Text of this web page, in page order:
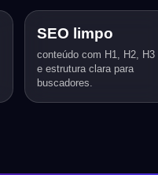
SEO limpo
conteúdo com H1, H2, H3
e estrutura clara para
buscadores.